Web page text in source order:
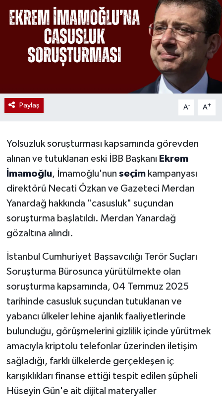
Paylaş A- A+
Yolsuzluk soruşturması kapsamında görevden
alınan ve tutuklanan eski İBB Başkanı Ekrem
İmamoğlu, İmamoğlu'nun seçimkampanyası
direktörü Necati Özkan ve Gazeteci Merdan
Yanardağ hakkında "casusluk" suçundan
soruşturma başlatıldı. Merdan Yanardağ
gözaltına alındı.
İstanbul Cumhuriyet Başsavcılığı Terör Suçları
Soruşturma Bürosunca yürütülmekte olan
soruşturma kapsamında, 04 Temmuz 2025
tarihinde casusluk suçundan tutuklanan ve
yabancı ülkeler lehine ajanlık faaliyetlerinde
bulunduğu, görüşmelerini gizlilik içinde yürütmek
amacıyla kriptolu telefonlar üzerinden iletişim
sağladığı, farklı ülkelerde gerçekleşen iç
karışıklıkları finanse ettiği tespit edilen şüpheli
Hüseyin Gün'e ait dijital materyaller